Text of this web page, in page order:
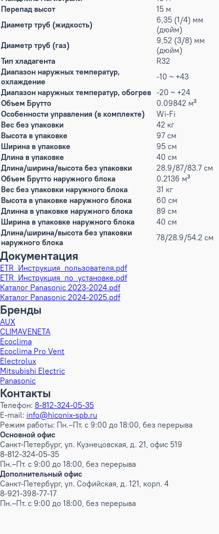
Перепад высот
15 м
Диаметр труб (жидкость)
6,35 (1/4) мм
(дюйм)
Диаметр труб (газ)
9,52 (3/8) мм
(дюйм)
Тип хладагента
R32
Диапазон наружных температур,
охлаждение
-10 ~ +43
Диапазон наружных температур, обогрев -20 ~ +24
Объем Брутто
0.09842 м³
Особенности управления (в комплекте)
Wi-Fi
Вес без упаковки
42 кг
Высота в упаковке
97 см
Ширина в упаковке
95 см
Длина в упаковке
40 см
Длина/ширина/высота без упаковки
28.9/87/83.7 см
Объем Брутто наружного блока
0.2136 м³
Вес без упаковки наружного блока
31 кг
Высота в упаковке наружного блока
60 см
Длинна в упаковке наружного блока
89 см
Ширина в упаковке наружного блока
40 см
Длина/ширина/высота без упаковки
наружного блока
78/28.9/54.2 см
Документация
ETR_Инструкция_пользователя.pdf
ETR_Инструкция_по_установке.pdf
Каталог Panasonic 2023-2024.pdf
Каталог Panasonic 2024-2025.pdf
Бренды
AUX
CLIMAVENETA
Ecoclima
Ecoclima Pro Vent
Electrolux
Mitsubishi Electric
Panasonic
Контакты
Телефон: 8-812-324-05-35
E-mail: info@hiconix-spb.ru
Режим работы: Пн.–Пт. с 9:00 до 18:00, без перерыва
Основной офис
Санкт-Петербург, ул. Кузнецовская, д. 21, офис 519
8-812-324-05-35
Пн.–Пт. с 9:00 до 18:00, без перерыва
Дополнительный офис
Санкт-Петербург, ул. Софийская, д. 121, корп. 4
8-921-398-77-17
Пн.–Пт. с 9:00 до 18:00, без перерыва